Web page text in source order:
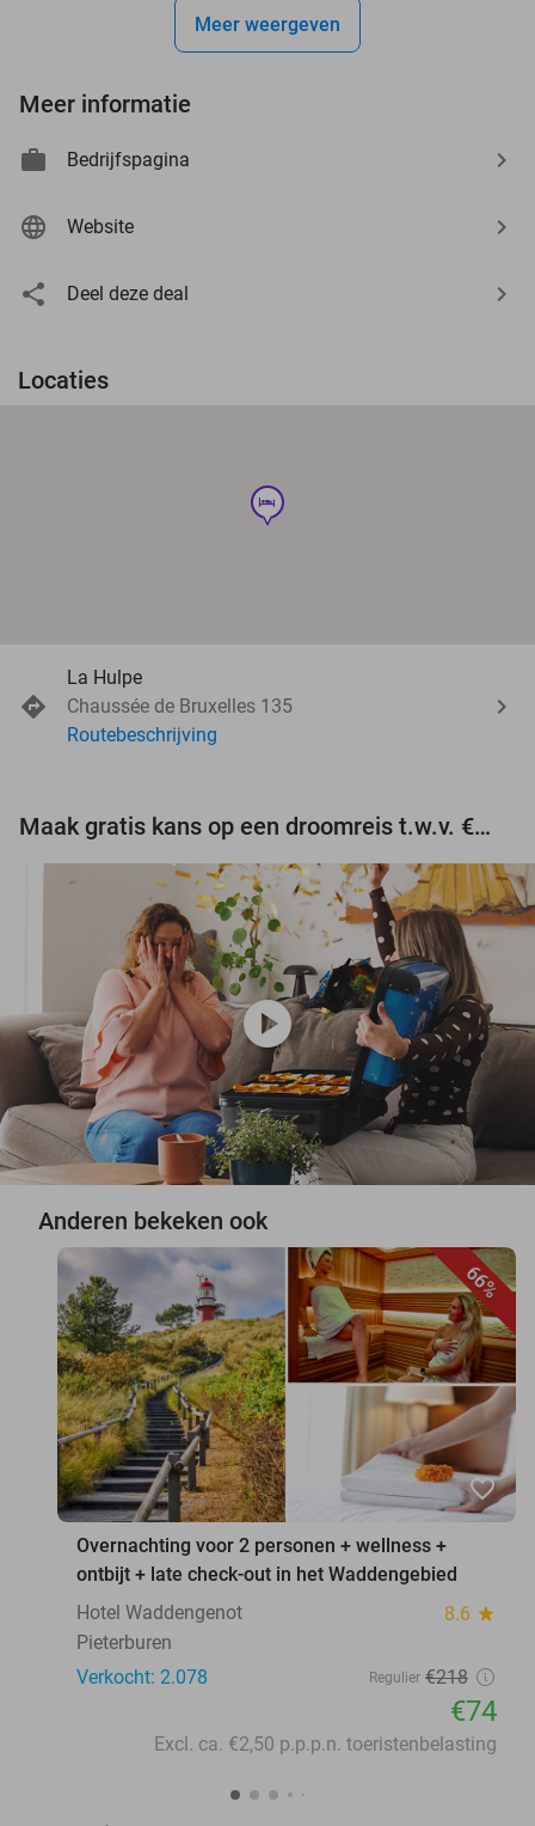
Meer weergeven
Meer informatie
Bedrijfspagina
Website
Deel deze deal
Locaties
hotel
La Hulpe
Chaussée de Bruxelles 135
Routebeschrijving
Maak gratis kans op een droomreis t.w.v. €3.000!
play_circle
Anderen bekeken ook
66%
favorite_border
Overnachting voor 2 personen + wellness +
ontbijt + late check-out in het Waddengebied
Hotel Waddengenot
8.6 star
Pieterburen
Verkocht: 2.078
Regulier €218
€74
Excl. ca. €2,50 p.p.p.n. toeristenbelasting